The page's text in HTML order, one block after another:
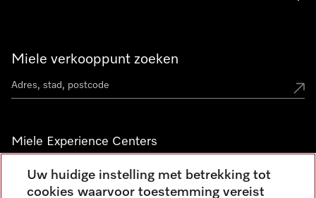
Miele verkooppunt zoeken
Miele Experience Centers
Vind jouw Miele Experience Center
Uw huidige instelling met betrekking tot
cookies waarvoor toestemming vereist